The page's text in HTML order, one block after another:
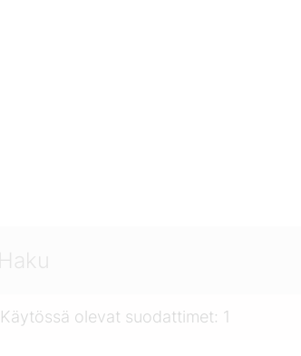
Käytössä olevat suodattimet: 1